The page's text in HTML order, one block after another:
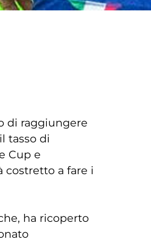
di raggiungere
tasso di
Cup e
costretto a fare i
ha ricoperto